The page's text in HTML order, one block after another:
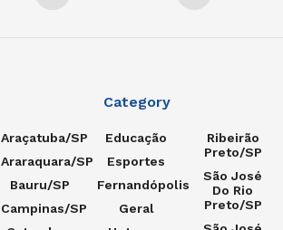
Category
Araçatuba/SP
Araraquara/SP
Bauru/SP
Campinas/SP
Educação
Esportes
Fernandópolis
Geral
Ribeirão
Preto/SP
São José
Do Rio
Preto/SP